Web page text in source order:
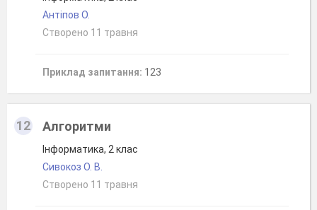
Антіпов О.
Створено 11 травня
Приклад запитання: 123
12 Алгоритми
Інформатика, 2 клас
Сивокоз О. В.
Створено 11 травня